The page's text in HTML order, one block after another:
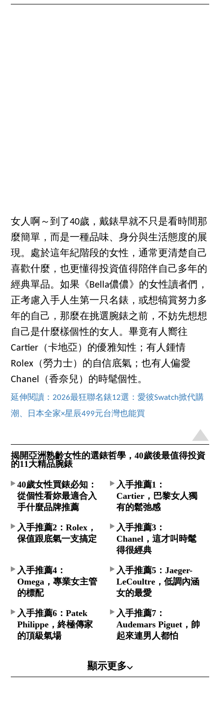
女人啊～到了40歲，戴錶早就不只是看時間那
麼簡單，而是一種品味、身分與生活態度的展
現。處於這年紀階段的女性，通常更清楚自己
喜歡什麼，也更懂得投資值得陪伴自己多年的
經典單品。如果《Bella儂儂》的女性讀者們，
正考慮入手人生第一只名錶，或想犒賞努力多
年的自己，那麼在挑選腕錶之前，不妨先想想
自己是什麼樣個性的女人。畢竟有人嚮往
Cartier（卡地亞）的優雅知性；有人鍾情
Rolex（勞力士）的自信底氣；也有人偏愛
Chanel（香奈兒）的時髦個性。
延伸閱讀：2026最狂聯名錶12選：愛彼Swatch掀代購
潮、日本全家×星辰499元台灣也能買
揭開亞洲熟齡女性的選錶哲學，40歲後最值得投資
的11大精品腕錶
40歲女性買錶必知：
從個性看妳最適合入
手什麼品牌推薦
入手推薦1：
Cartier，巴黎女人獨
有的鬆弛感
入手推薦2：Rolex，
保值跟底氣一支搞定
入手推薦3：
Chanel，這才叫時髦
得很經典
入手推薦4：
Omega，專業女主管
的標配
入手推薦5：Jaeger-
LeCoultre，低調內涵
女的最愛
入手推薦6：Patek
Philippe，終極傳家
的頂級氣場
入手推薦7：
Audemars Piguet，帥
起來連男人都怕
顯示更多⌵